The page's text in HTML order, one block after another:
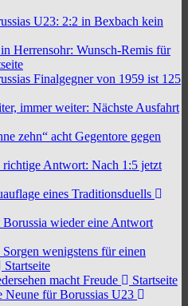
U23: 2:2 in Bexbach kein
Herrensohr: Wunsch-Remis für
Finalgegner von 1959 ist 125
immer weiter: Nächste Ausfahrt
zehn“ acht Gegentore gegen
richtige Antwort: Nach 1:5 jetzt
eines Traditionsduells
Borussia wieder eine Antwort
wenigstens für einen
Startseite
macht Freude
Startseite
Neune für Borussias U23